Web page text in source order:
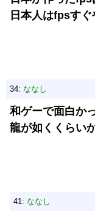
日本人はfpsす
34: ななし
和ゲーで面白か
龍が如くくらい
41: ななし